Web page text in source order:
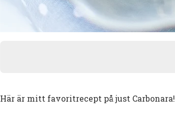
Här är mitt favoritrecept på just Carbonara!